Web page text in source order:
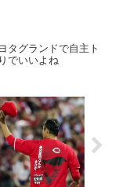
タグランドで自主ト
でいいよね